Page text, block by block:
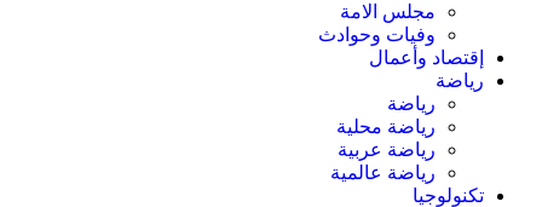
مجلس الامة
وفيات وحوادث
إقتصاد وأعمال
رياضة
رياضة
رياضة محلية
رياضة عربية
رياضة عالمية
تكنولوجيا